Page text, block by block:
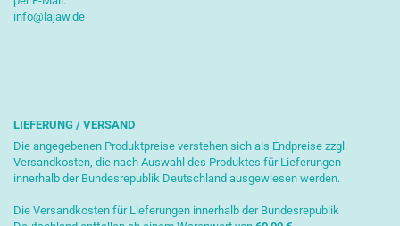
info@lajaw.de
LIEFERUNG / VERSAND
Die angegebenen Produktpreise verstehen sich als Endpreise zzgl.
Versandkosten, die nach Auswahl des Produktes für Lieferungen
innerhalb der Bundesrepublik Deutschland ausgewiesen werden.
Die Versandkosten für Lieferungen innerhalb der Bundesrepublik